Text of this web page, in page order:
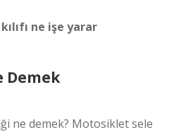
ne işe yarar
Demek
ne demek? Motosiklet sele